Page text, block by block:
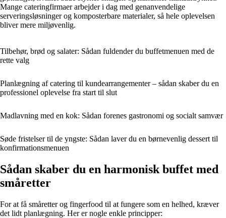
Mange cateringfirmaer arbejder i dag med genanvendelige
serveringsløsninger og komposterbare materialer, så hele oplevelsen
bliver mere miljøvenlig.
Tilbehør, brød og salater: Sådan fuldender du buffetmenuen med de
rette valg
Planlægning af catering til kundearrangementer – sådan skaber du en
professionel oplevelse fra start til slut
Madlavning med en kok: Sådan forenes gastronomi og socialt samvær
Søde fristelser til de yngste: Sådan laver du en børnevenlig dessert til
konfirmationsmenuen
Sådan skaber du en harmonisk buffet med
småretter
For at få småretter og fingerfood til at fungere som en helhed, kræver
det lidt planlægning. Her er nogle enkle principper: